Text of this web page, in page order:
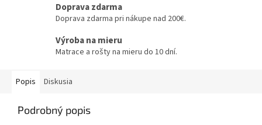
Doprava zdarma
Doprava zdarma pri nákupe nad 200€.
Výroba na mieru
Matrace a rošty na mieru do 10 dní.
Popis Diskusia
Podrobný popis